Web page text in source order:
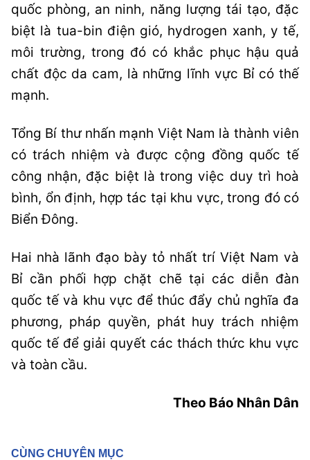
quốc phòng, an ninh, năng lượng tái tạo, đặc
biệt là tua-bin điện gió, hydrogen xanh, y tế,
môi trường, trong đó có khắc phục hậu quả
chất độc da cam, là những lĩnh vực Bỉ có thế
mạnh.
Tổng Bí thư nhấn mạnh Việt Nam là thành viên
có trách nhiệm và được cộng đồng quốc tế
công nhận, đặc biệt là trong việc duy trì hoà
bình, ổn định, hợp tác tại khu vực, trong đó có
Biển Đông.
Hai nhà lãnh đạo bày tỏ nhất trí Việt Nam và
Bỉ cần phối hợp chặt chẽ tại các diễn đàn
quốc tế và khu vực để thúc đẩy chủ nghĩa đa
phương, pháp quyền, phát huy trách nhiệm
quốc tế để giải quyết các thách thức khu vực
và toàn cầu.
Theo Báo Nhân Dân
CÙNG CHUYÊN MỤC